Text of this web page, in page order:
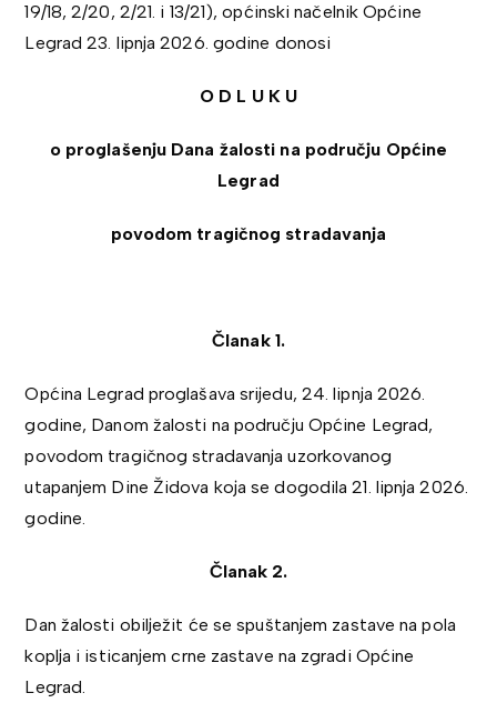
19/18, 2/20, 2/21. i 13/21), općinski načelnik Općine
Legrad 23. lipnja 2026. godine donosi
O D L U K U
o proglašenju Dana žalosti na području Općine
Legrad
povodom tragičnog stradavanja
Članak 1.
Općina Legrad proglašava srijedu, 24. lipnja 2026.
godine, Danom žalosti na području Općine Legrad,
povodom tragičnog stradavanja uzorkovanog
utapanjem Dine Židova koja se dogodila 21. lipnja 2026.
godine.
Članak 2.
Dan žalosti obilježit će se spuštanjem zastave na pola
koplja i isticanjem crne zastave na zgradi Općine
Legrad.